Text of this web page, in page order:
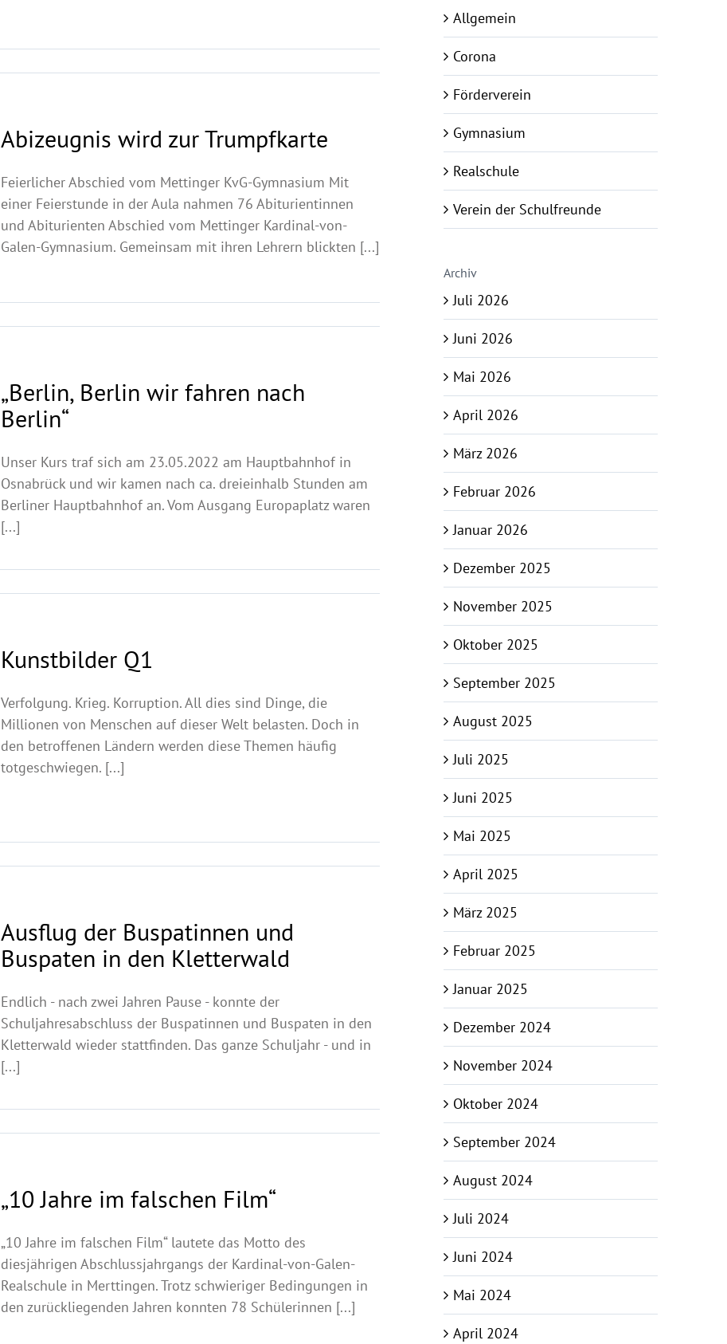
Abizeugnis wird zur Trumpfkarte
Feierlicher Abschied vom Mettinger KvG-Gymnasium Mit
einer Feierstunde in der Aula nahmen 76 Abiturientinnen
und Abiturienten Abschied vom Mettinger Kardinal-von-
Galen-Gymnasium. Gemeinsam mit ihren Lehrern blickten [...]
„Berlin, Berlin wir fahren nach
Berlin“
Unser Kurs traf sich am 23.05.2022 am Hauptbahnhof in
Osnabrück und wir kamen nach ca. dreieinhalb Stunden am
Berliner Hauptbahnhof an. Vom Ausgang Europaplatz waren
[...]
Kunstbilder Q1
Verfolgung. Krieg. Korruption. All dies sind Dinge, die
Millionen von Menschen auf dieser Welt belasten. Doch in
den betroffenen Ländern werden diese Themen häufig
totgeschwiegen. [...]
Ausflug der Buspatinnen und
Buspaten in den Kletterwald
Endlich - nach zwei Jahren Pause - konnte der
Schuljahresabschluss der Buspatinnen und Buspaten in den
Kletterwald wieder stattfinden. Das ganze Schuljahr - und in
[...]
„10 Jahre im falschen Film“
„10 Jahre im falschen Film“ lautete das Motto des
diesjährigen Abschlussjahrgangs der Kardinal-von-Galen-
Realschule in Merttingen. Trotz schwieriger Bedingungen in
den zurückliegenden Jahren konnten 78 Schülerinnen [...]
Allgemein
Corona
Förderverein
Gymnasium
Realschule
Verein der Schulfreunde
Archiv
Juli 2026
Juni 2026
Mai 2026
April 2026
März 2026
Februar 2026
Januar 2026
Dezember 2025
November 2025
Oktober 2025
September 2025
August 2025
Juli 2025
Juni 2025
Mai 2025
April 2025
März 2025
Februar 2025
Januar 2025
Dezember 2024
November 2024
Oktober 2024
September 2024
August 2024
Juli 2024
Juni 2024
Mai 2024
April 2024